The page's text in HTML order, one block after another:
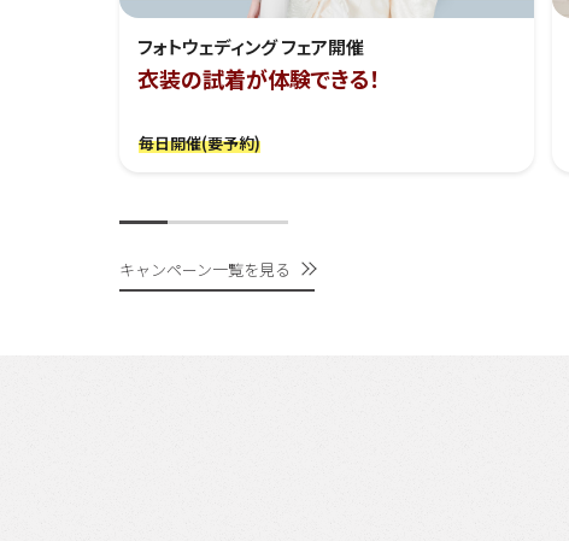
フォトウェディング フェア開催
衣装の試着が体験できる！
毎日開催(要予約)
キャンペーン一覧を見る